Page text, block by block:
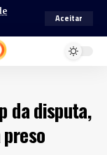
Aceitar
da disputa,